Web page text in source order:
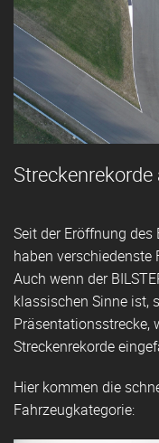
Streckenrekorde
Seit der Eröffnung des
haben verschiedenste
Auch wenn der
klassischen Sinne ist,
Präsentationsstrecke,
Streckenrekorde
Hier kommen die
Fahrzeugkategorie: